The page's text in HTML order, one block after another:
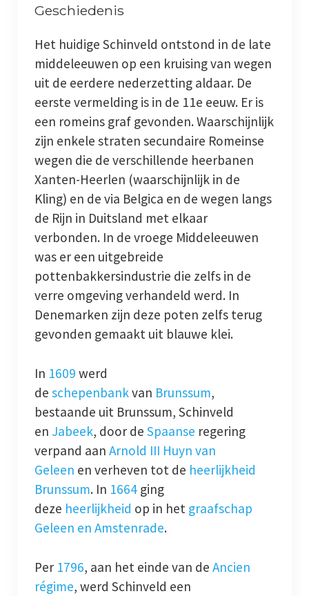
plaatsing
Vereniging
Contact
Geschiedenis
Het huidige Schinveld ontstond in de late
middeleeuwen op een kruising van wegen
uit de eerdere nederzetting aldaar. De
eerste vermelding is in de 11e eeuw. Er is
een romeins graf gevonden. Waarschijnlijk
zijn enkele straten secundaire Romeinse
wegen die de verschillende heerbanen
Xanten-Heerlen (waarschijnlijk in de
Kling) en de via Belgica en de wegen langs
de Rijn in Duitsland met elkaar
verbonden. In de vroege Middeleeuwen
was er een uitgebreide
pottenbakkersindustrie die zelfs in de
verre omgeving verhandeld werd. In
Denemarken zijn deze poten zelfs terug
gevonden gemaakt uit blauwe klei.
In 1609 werd
de schepenbankvan Brunssum,
bestaande uit Brunssum, Schinveld
en Jabeek, door de Spaanse regering
verpand aan Arnold III Huyn van
Geleen en verheven tot de heerlijkheid
Brunssum. In 1664ging
deze heerlijkheid op in het graafschap
Geleen en Amstenrade.
Per 1796, aan het einde van de Ancien
régime, werd Schinveld een